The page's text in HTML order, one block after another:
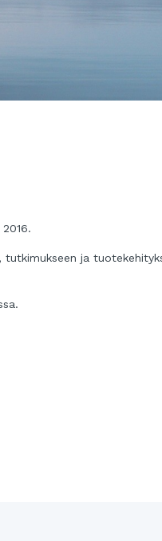
ja